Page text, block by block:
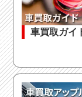
車買取ガイ